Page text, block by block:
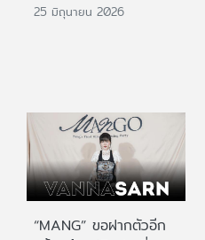
25 มิถุนายน 2026
“MANG” ขอฝากตัวอีก